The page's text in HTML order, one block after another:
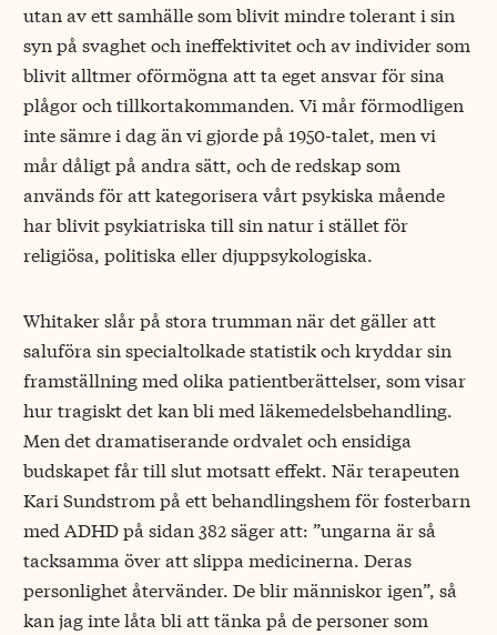
utan av ett samhälle som blivit mindre tolerant i sin
syn på svaghet och ineffektivitet och av individer som
blivit alltmer oförmögna att ta eget ansvar för sina
plågor och tillkortakommanden. Vi mår förmodligen
inte sämre i dag än vi gjorde på 1950-talet, men vi
mår dåligt på andra sätt, och de redskap som
används för att kategorisera vårt psykiska mående
har blivit psykiatriska till sin natur i stället för
religiösa, politiska eller djuppsykologiska.
Whitaker slår på stora trumman när det gäller att
saluföra sin specialtolkade statistik och kryddar sin
framställning med olika patientberättelser, som visar
hur tragiskt det kan bli med läkemedelsbehandling.
Men det dramatiserande ordvalet och ensidiga
budskapet får till slut motsatt effekt. När terapeuten
Kari Sundstrom på ett behandlingshem för fosterbarn
med ADHD på sidan 382 säger att: ”ungarna är så
tacksamma över att slippa medicinerna. Deras
personlighet återvänder. De blir människor igen”, så
kan jag inte låta bli att tänka på de personer som